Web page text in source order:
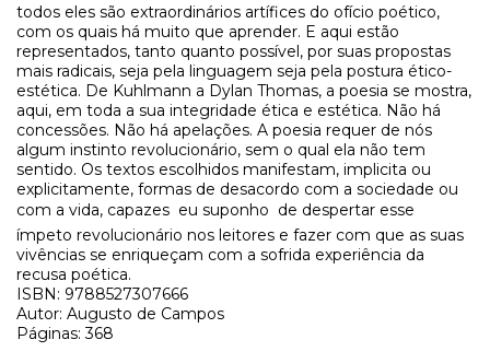
todos eles são extraordinários artífices do ofício poético,
com os quais há muito que aprender. E aqui estão
representados, tanto quanto possível, por suas propostas
mais radicais, seja pela linguagem seja pela postura ético-
estética. De Kuhlmann a Dylan Thomas, a poesia se mostra,
aqui, em toda a sua integridade ética e estética. Não há
concessões. Não há apelações. A poesia requer de nós
algum instinto revolucionário, sem o qual ela não tem
sentido. Os textos escolhidos manifestam, implicita ou
explicitamente, formas de desacordo com a sociedade ou
com a vida, capazes  eu suponho  de despertar esse
ímpeto revolucionário nos leitores e fazer com que as suas
vivências se enriqueçam com a sofrida experiência da
recusa poética.
ISBN: 9788527307666
Autor: Augusto de Campos
Páginas: 368